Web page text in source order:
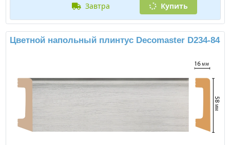
завтра
Купить
Цветной напольный плинтус Decomaster D234-84